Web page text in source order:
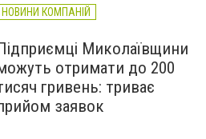
НОВИНИ КОМПАНІЙ
Миколаївщини
отримати до 200
гривень: триває
заявок